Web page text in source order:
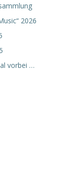
2026
vorbei …